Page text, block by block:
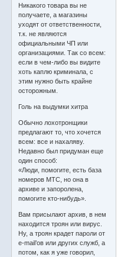
Никакого товара вы не
получаете, а магазины
уходят от ответственности,
т.к. не являются
официальными ЧП или
организациями. Так со всем:
если в чем-либо вы видите
хоть каплю криминала, с
этим нужно быть крайне
осторожным.
Голь на выдумки хитра
Обычно лохотронщики
предлагают то, что хочется
всем: все и нахаляву.
Недавно был придуман еще
один способ:
«Люди, помогите, есть база
номеров МТС, но она в
архиве и запоролена,
помогите кто-нибудь».
Вам присылают архив, в нем
находится троян или вирус.
Ну, а троян крадет пароли от
e-mail’ов или других служб, а
потом, как я уже говорил,